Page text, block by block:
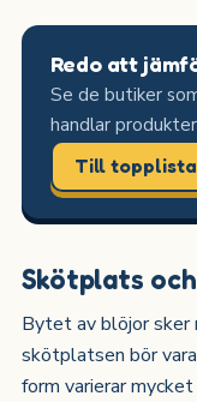
Redo att
Se de butiker
handlar
Till
Skötplats
Bytet av blöjor sker
skötplatsen bör
form varierar